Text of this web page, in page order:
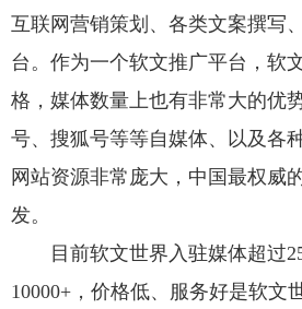
互联网营销策划、各类文案撰写
台。作为一个软文推广平台，软
格，媒体数量上也有非常大的优
号、搜狐号等等自媒体、以及各
网站资源非常庞大，中国最权威
发。
目前软文世界入驻媒体超过
10000+，价格低、服务好是软文